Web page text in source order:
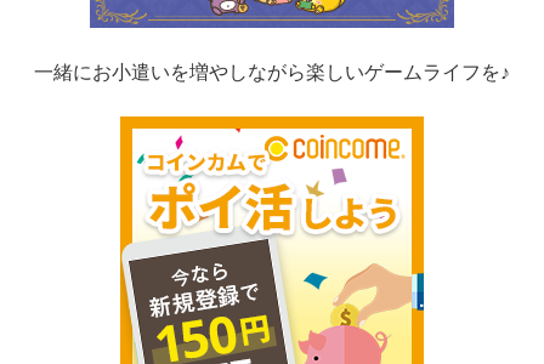
一緒にお小遣いを増やしながら楽しいゲームライフを♪